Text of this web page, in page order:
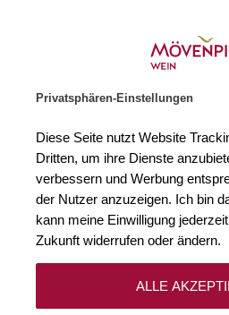
Privatsphären-Einstellungen
Diese Seite nutzt Website
Dritten, um ihre Dienste
verbessern und Werbung
der Nutzer anzuzeigen. Ich bin
kann meine Einwilligung
Zukunft widerrufen oder ändern.
ALLE
Zum Ende